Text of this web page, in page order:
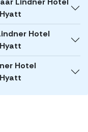
Hotel
Hotel